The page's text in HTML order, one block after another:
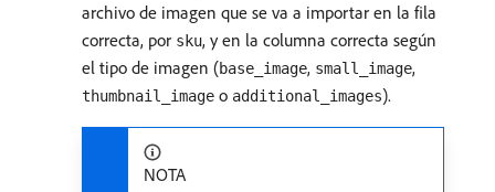
archivo de imagen que se va a importar en la fila
correcta, por sku, y en la columna correcta según
el tipo de imagen (base_image, small_image,
thumbnail_image o additional_images).
NOTA